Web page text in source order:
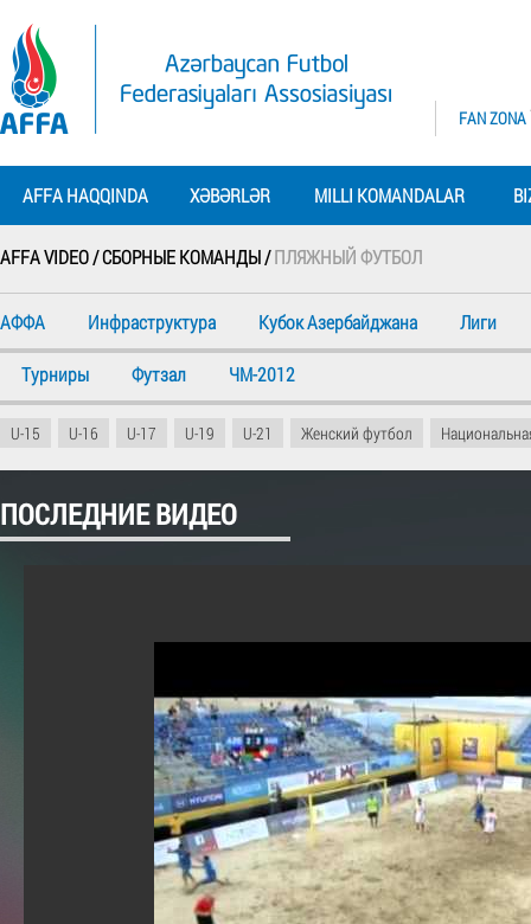
FAN ZONA
AFFA HAQQINDA XƏBƏRLƏR MILLI KOMANDALAR
AFFA VIDEO /СБОРНЫЕ КОМАНДЫ /ПЛЯЖНЫЙ ФУТБОЛ
АФФА Инфраструктура Кубок Азербайджана Лиги
Турниры Футзал ЧМ-2012
U-15 U-16 U-17 U-19 U-21 Женский футбол
ПОСЛЕДНИЕ ВИДЕО